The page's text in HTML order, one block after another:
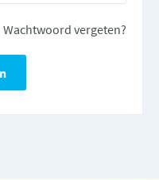
Wachtwoord vergeten?